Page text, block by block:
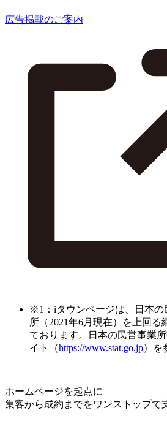
広告掲載のご案内
※1：iタウンページは、日本の
所（2021年6月現在）を上回る
ております。日本の民営事業
イト（https://www.stat.go.jp）を
ホームページを起点に
集客から成約までをワンストップで